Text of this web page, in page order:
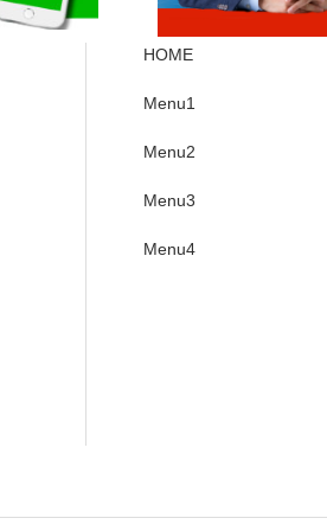
HOME
Menu1
Menu2
Menu3
Menu4